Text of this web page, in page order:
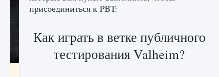
присоединиться к PBT:
Как играть в ветке публичного
тестирования Valheim?